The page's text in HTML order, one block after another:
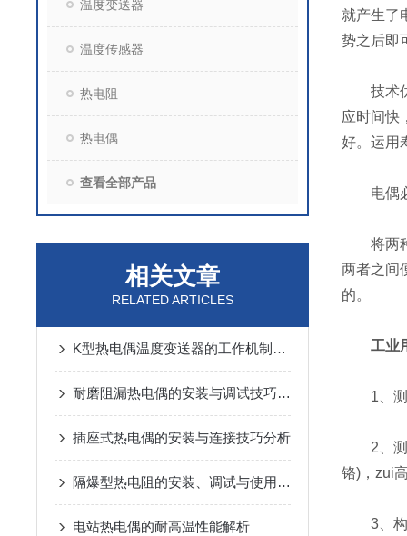
温度变送器
温度传感器
热电阻
热电偶
查看全部产品
相关文章
RELATED ARTICLES
K型热电偶温度变送器的工作机制与性能特点
耐磨阻漏热电偶的安装与调试技巧说明
插座式热电偶的安装与连接技巧分析
隔爆型热电阻的安装、调试与使用注意事项
电站热电偶的耐高温性能解析
就产生了
势之后即
技术优
应时间快
好。运用
电偶必
将两种
两者之间
的。
工业
1、测
2、测
铬)，zui
3、构造